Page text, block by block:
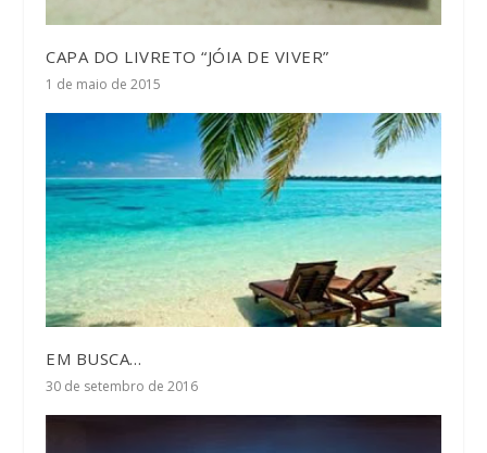
CAPA DO LIVRETO “JÓIA DE VIVER”
1 de maio de 2015
EM BUSCA…
30 de setembro de 2016